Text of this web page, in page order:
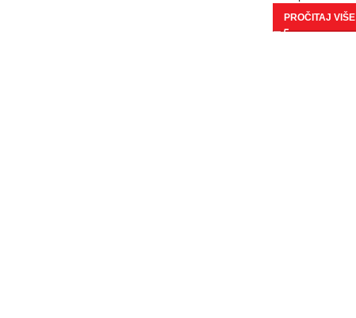
PROČITAJ VIŠE